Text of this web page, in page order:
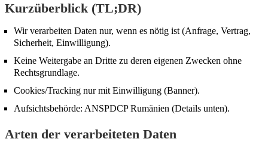
Kurzüberblick (TL;DR)
Wir verarbeiten Daten nur, wenn es nötig ist (Anfrage, Vertrag,
Sicherheit, Einwilligung).
Keine Weitergabe an Dritte zu deren eigenen Zwecken ohne
Rechtsgrundlage.
Cookies/Tracking nur mit Einwilligung (Banner).
Aufsichtsbehörde: ANSPDCP Rumänien (Details unten).
Arten der verarbeiteten Daten